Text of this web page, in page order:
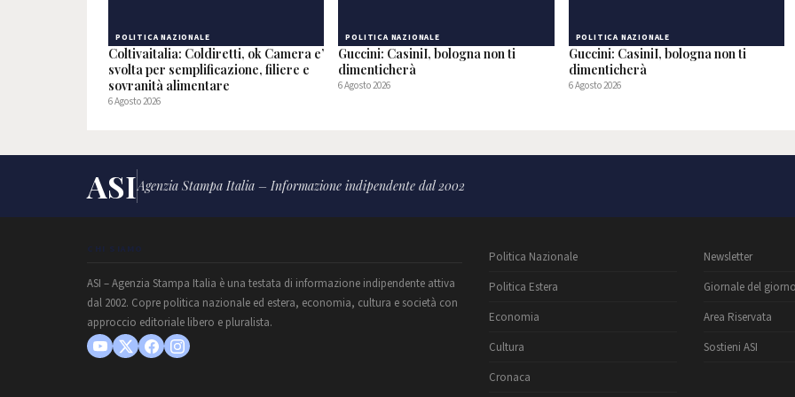
POLITICA NAZIONALE
Coltivaitalia: Coldiretti, ok Camera e’
svolta per semplificazione, filiere e
sovranità alimentare
6 Agosto 2026
POLITICA NAZIONALE
Guccini: CasiniI, bologna non ti
dimenticherà
6 Agosto 2026
POLITICA NAZIONALE
Guccini: CasiniI, bologna non ti
dimenticherà
6 Agosto 2026
ASIAgenzia Stampa Italia – Informazione indipendente dal 2002
CHI SIAMO
ASI – Agenzia Stampa Italia è una testata di informazione indipendente attiva
dal 2002. Copre politica nazionale ed estera, economia, cultura e società con
approccio editoriale libero e pluralista.
Politica Nazionale
Politica Estera
Economia
Cultura
Cronaca
Newsletter
Giornale del giorno
Area Riservata
Sostieni ASI